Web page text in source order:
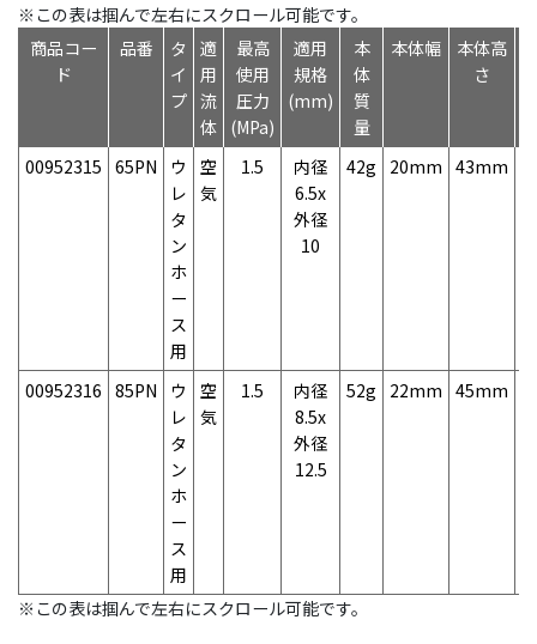
※この表は掴んで左右にスクロール可能です。
商品コー
ド
品番
タ
イ
プ
適
用
流
体
最高
使用
圧力
(MPa)
適用
規格
(mm)
本
体
質
量
本体幅
本体高
さ
00952315 65PN
ウ
レ
タ
ン
ホ
ー
ス
用
空
気
1.5
内径
6.5x
外径
10
42g 20mm 43mm
00952316 85PN
ウ
レ
タ
ン
ホ
ー
ス
用
空
気
1.5
内径
8.5x
外径
12.5
52g 22mm 45mm
※この表は掴んで左右にスクロール可能です。